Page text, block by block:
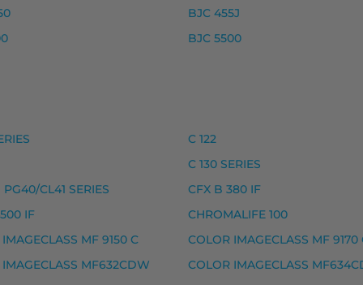
premium
premium
IMAGECLASS MF632CDW, COLOR IMAGECLASS
premium
BJC 455J
BJC 5500
C 122
C 130 SERIES
CL41 SERIES CFX B 380 IF
IF CHROMALIFE 100
MF 9150 C COLOR IMAGECLASS MF 9170
MF632CDW COLOR IMAGECLASS